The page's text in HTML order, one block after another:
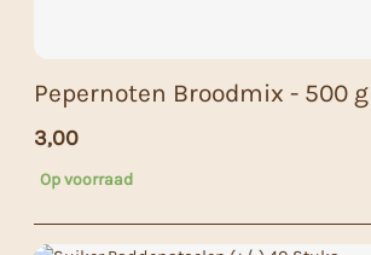
Pepernoten Broodmix - 500 g
3,00
Op voorraad